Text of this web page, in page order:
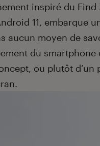
inspiré du Find
11, embarque
aucun moyen de
du
ou plutôt